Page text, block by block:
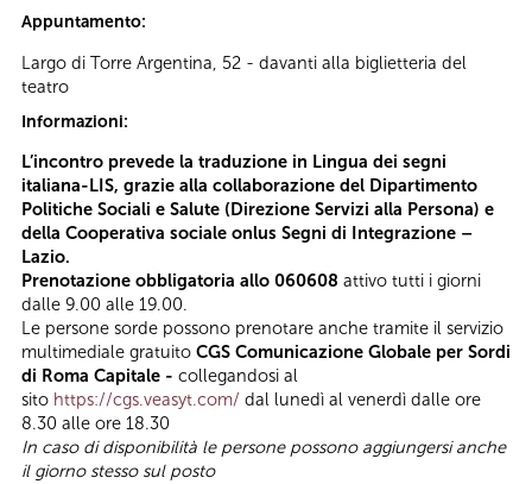
Appuntamento:
Largo di Torre Argentina, 52 - davanti alla biglietteria del
teatro
Informazioni:
L’incontro prevede la traduzione in Lingua dei segni
italiana-LIS, grazie alla collaborazione del Dipartimento
Politiche Sociali e Salute (Direzione Servizi alla Persona) e
della Cooperativa sociale onlus Segni di Integrazione –
Lazio.
Prenotazione obbligatoria allo 060608 attivo tutti i giorni
dalle 9.00 alle 19.00.
Le persone sorde possono prenotare anche tramite il servizio
multimediale gratuito CGS Comunicazione Globale per Sordi
di Roma Capitale - collegandosi al
sito https://cgs.veasyt.com/ dal lunedì al venerdì dalle ore
8.30 alle ore 18.30
In caso di disponibilità le persone possono aggiungersi anche
il giorno stesso sul posto